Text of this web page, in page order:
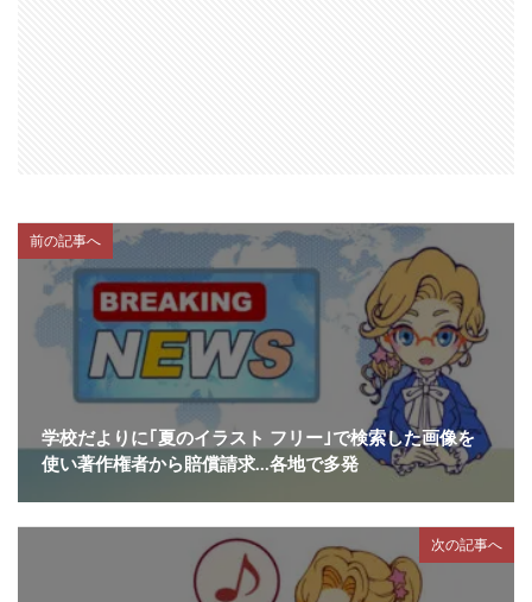
前の記事へ
学校だよりに｢夏のイラスト フリー｣で検索した画像を
使い著作権者から賠償請求…各地で多発
次の記事へ